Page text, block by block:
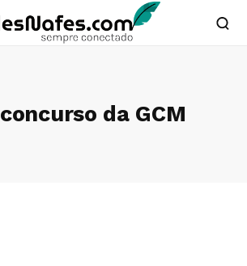
concurso da GCM